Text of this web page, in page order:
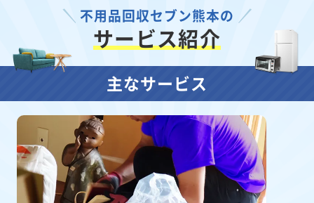
不用品回収セブン熊本の
サービス紹介
主なサービス